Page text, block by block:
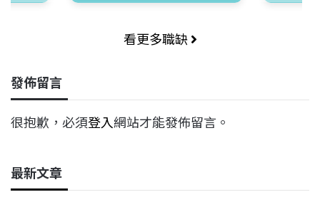
看更多職缺
發佈留言
很抱歉，必須登入網站才能發佈留言。
最新文章